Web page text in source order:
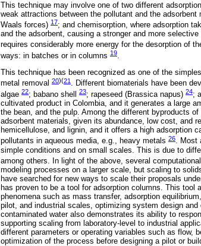
This technique may involve one of two different
weak attractions between the pollutant and the
Waals forces) 17; and chemisorption, where adsorption
and the adsorbent, causing a stronger and more
requires considerably more energy for the desorption of
ways: in batches or in columns 19.
This technique has been recognized as one of the
metal removal 20)(21 . Different biomaterials have been
algae 22; babano shell 23; rapeseed (Brassica napus) 24;
cultivated product in Colombia, and it generates a large
the bean, and the pulp. Among the different byproducts
adsorbent materials, given its abundance, low cost, and
hemicellulose, and lignin, and it offers a high adsorption
pollutants in aqueous media, e.g., heavy metals 26. Most
simple conditions and on small scales. This is due to
among others. In light of the above, several
modeling processes on a larger scale, but scaling to
have searched for new ways to scale their proposals
has proven to be a tool for adsorption columns. This
phenomena such as mass transfer, adsorption
pilot, and industrial scales, optimizing system design
contaminated water also demonstrates its ability to
supporting scaling from laboratory-level to industrial
different parameters or operating variables such as flow,
optimization of the process before designing a pilot or